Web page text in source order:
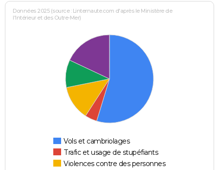
Données 2025 (source : Linternaute.com d'après le Ministère de
l'Intérieur et des Outre-Mer)
Vols et cambriolages
Trafic et usage de stupéfiants
Violences contre des personnes